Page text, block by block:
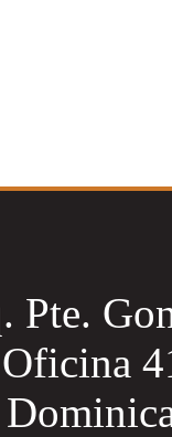
Pte.